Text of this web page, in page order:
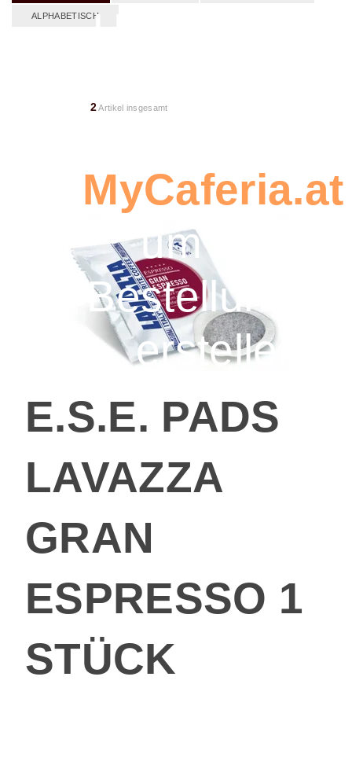
ALPHABETISCH
2Artikel insgesamt
E.S.E. PADS
LAVAZZA
GRAN
ESPRESSO 1
STÜCK
Umbau. Bitte
MyCaferia.at
um eine
Bestellung zu
erstellen